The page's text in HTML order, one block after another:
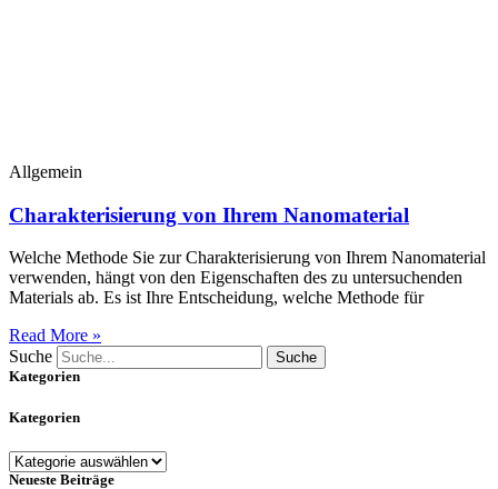
Allgemein
Charakterisierung von Ihrem Nanomaterial
Welche Methode Sie zur Charakterisierung von Ihrem Nanomaterial
verwenden, hängt von den Eigenschaften des zu untersuchenden
Materials ab. Es ist Ihre Entscheidung, welche Methode für
Read More »
Suche
Suche
Kategorien
Kategorien
Kategorien
Neueste Beiträge